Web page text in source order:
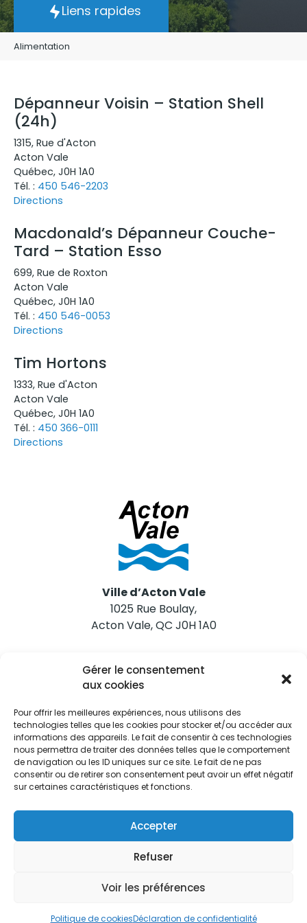
Gérer le consentement
aux cookies
Pour offrir les meilleures expériences, nous utilisons des
technologies telles que les cookies pour stocker et/ou accéder aux
informations des appareils. Le fait de consentir à ces technologies
nous permettra de traiter des données telles que le comportement
de navigation ou les ID uniques sur ce site. Le fait de ne pas
consentir ou de retirer son consentement peut avoir un effet négatif
sur certaines caractéristiques et fonctions.
Accepter
Refuser
Voir les préférences
Politique de cookiesDéclaration de confidentialité
Liens rapides
Alimentation
Dépanneur Voisin – Station Shell
(24h)
1315, Rue d'Acton
Acton Vale
Québec, J0H 1A0
Tél. : 450 546-2203
Directions
Macdonald’s Dépanneur Couche-
Tard – Station Esso
699, Rue de Roxton
Acton Vale
Québec, J0H 1A0
Tél. : 450 546-0053
Directions
Tim Hortons
1333, Rue d'Acton
Acton Vale
Québec, J0H 1A0
Tél. : 450 366-0111
Directions
Ville d’Acton Vale
1025 Rue Boulay,
Acton Vale, QC J0H 1A0
Nous joindre
Tél. 450 546-2703
Restez informés
Abonnez-vous aux alertes municipales
Je m'abonne
confidentialité| Politique de cookies